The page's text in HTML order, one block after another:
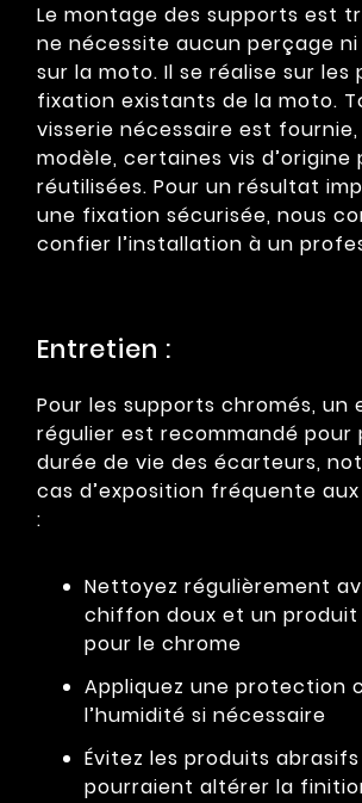
Le montage des supports est
ne nécessite aucun perçage
sur la moto. Il se réalise sur les
fixation existants de la moto.
visserie nécessaire est
modèle, certaines vis
réutilisées. Pour un résultat
une fixation sécurisée, nous
confier l’installation à un
Entretien :
Pour les supports chromés, un
régulier est recommandé pour
durée de vie des écarteurs,
cas d’exposition fréquente
:
Nettoyez régulièrement
chiffon doux et un
pour le chrome
Appliquez une protection
l’humidité si nécessaire
Évitez les produits
pourraient altérer la